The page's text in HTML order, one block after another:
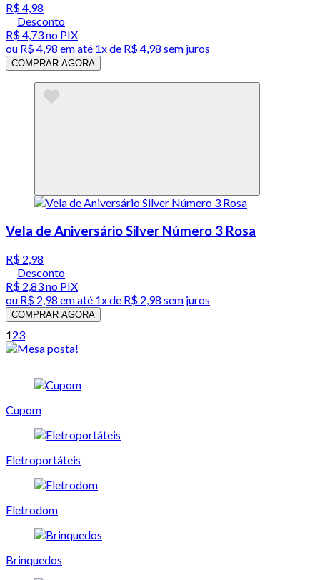
R$ 4,98
Desconto
R$ 4,73no PIX
ou R$ 4,98 em até 1x de R$ 4,98 sem juros
COMPRAR AGORA
Vela de Aniversário Silver Número 3 Rosa
R$ 2,98
Desconto
R$ 2,83no PIX
ou R$ 2,98 em até 1x de R$ 2,98 sem juros
COMPRAR AGORA
123
Cupom
Eletroportáteis
Eletrodom
Brinquedos